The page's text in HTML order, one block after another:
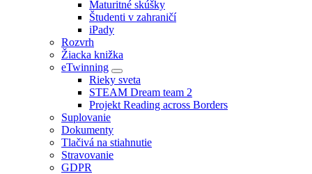
Maturitné skúšky
Študenti v zahraničí
iPady
Rozvrh
Žiacka knižka
eTwinning
Rieky sveta
STEAM Dream team 2
Projekt Reading across Borders
Suplovanie
Dokumenty
Tlačivá na stiahnutie
Stravovanie
GDPR